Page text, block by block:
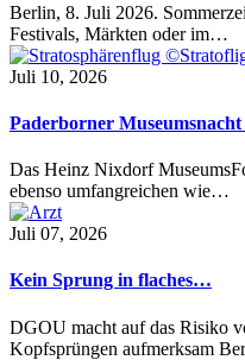
Berlin, 8. Juli 2026.
Festivals, Märkten oder im…
Juli 10, 2026
Paderborner
Das Heinz Nixdorf
ebenso umfangreichen wie…
Juli 07, 2026
Kein Sprung in flaches…
DGOU macht auf das Risiko
Kopfsprüngen aufmerksam